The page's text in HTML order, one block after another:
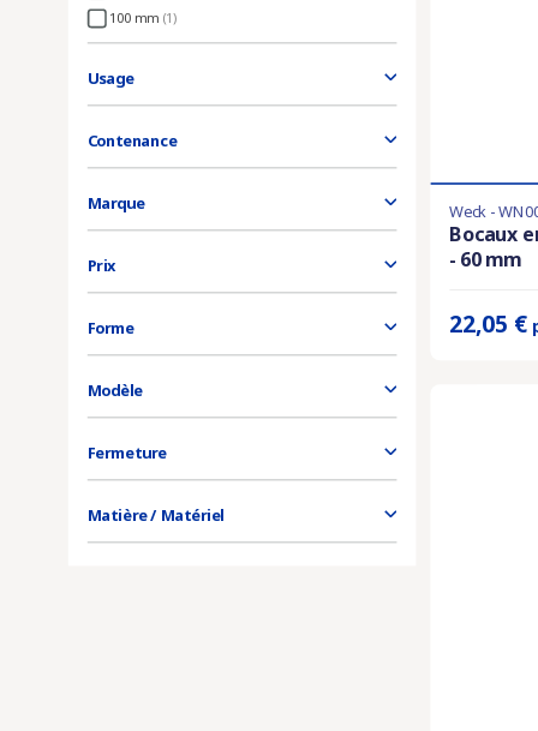
100 mm (1)
Usage
Contenance
Marque
Prix
Forme
Modèle
Fermeture
Matière / Matériel
Derniers
Prix unitaire :
Weck -
Bocaux
- 60 mm
22,05 €